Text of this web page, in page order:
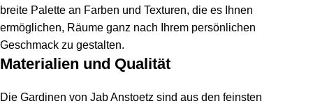
breite Palette an Farben und Texturen, die es Ihnen
ermöglichen, Räume ganz nach Ihrem persönlichen
Geschmack zu gestalten.
Materialien und Qualität
Die Gardinen von Jab Anstoetz sind aus den feinsten